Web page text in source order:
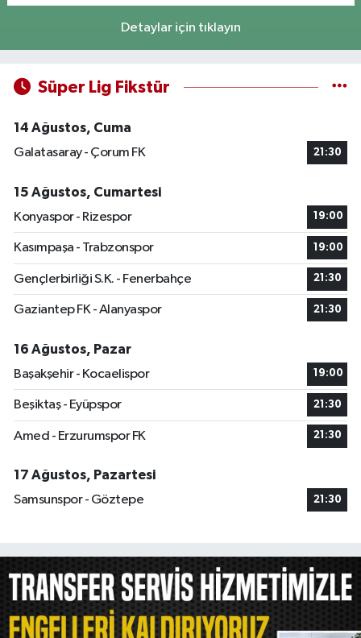
Detaylar için tıklayın
Süper Lig Fikstür
14 Ağustos, Cuma
Galatasaray - Çorum FK
21:30
15 Ağustos, Cumartesi
Konyaspor - Rizespor
19:00
Kasımpaşa - Trabzonspor 19:00
Gençlerbirliği S.K. - Fenerbahçe 21:30
Gaziantep FK - Alanyaspor 21:30
16 Ağustos, Pazar
Başakşehir - Kocaelispor
19:00
Beşiktaş - Eyüpspor 21:30
Amed - Erzurumspor FK 21:30
17 Ağustos, Pazartesi
Samsunspor - Göztepe
21:30